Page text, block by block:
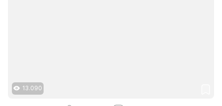
13.090